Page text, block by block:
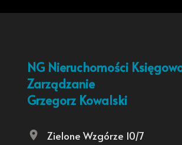
NG Nieruchomości
Zarządzanie
Grzegorz Kowalski
Zielone Wzgórze 10/7